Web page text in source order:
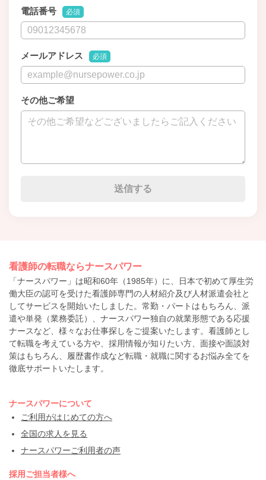
電話番号 必須
メールアドレス 必須
その他ご希望
看護師の転職ならナースパワー
「ナースパワー」は昭和60年（1985年）に、日本で初めて厚生労
働大臣の認可を受けた看護師専門の人材紹介及び人材派遣会社と
してサービスを開始いたしました。常勤・パートはもちろん、派
遣や単発（業務委託）、ナースパワー独自の就業形態である応援
ナースなど、様々なお仕事探しをご提案いたします。看護師とし
て転職を考えている方や、採用情報が知りたい方、面接や面談対
策はもちろん、履歴書作成など転職・就職に関するお悩み全てを
徹底サポートいたします。
ナースパワーについて
ご利用がはじめての方へ
全国の求人を見る
ナースパワーご利用者の声
採用ご担当者様へ